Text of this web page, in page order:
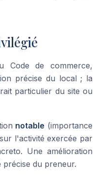
Code de commerce,
précise du local ; la
particulier du site ou
notable (importance
sur l'activité exercée par
Une amélioration
du preneur.